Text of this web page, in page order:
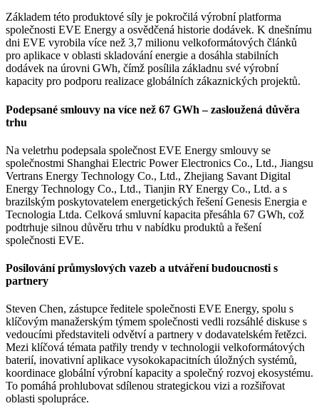
Základem této produktové síly je pokročilá výrobní platforma
společnosti EVE Energy a osvědčená historie dodávek. K dnešnímu
dni EVE vyrobila více než 3,7 milionu velkoformátových článků
pro aplikace v oblasti skladování energie a dosáhla stabilních
dodávek na úrovni GWh, čímž posílila základnu své výrobní
kapacity pro podporu realizace globálních zákaznických projektů.
Podepsané smlouvy na více než 67 GWh – zasloužená důvěra
trhu
Na veletrhu podepsala společnost EVE Energy smlouvy se
společnostmi Shanghai Electric Power Electronics Co., Ltd., Jiangsu
Vertrans Energy Technology Co., Ltd., Zhejiang Savant Digital
Energy Technology Co., Ltd., Tianjin RY Energy Co., Ltd. a s
brazilským poskytovatelem energetických řešení Genesis Energia e
Tecnologia Ltda. Celková smluvní kapacita přesáhla 67 GWh, což
podtrhuje silnou důvěru trhu v nabídku produktů a řešení
společnosti EVE.
Posilování průmyslových vazeb a utváření budoucnosti s
partnery
Steven Chen, zástupce ředitele společnosti EVE Energy, spolu s
klíčovým manažerským týmem společnosti vedli rozsáhlé diskuse s
vedoucími představiteli odvětví a partnery v dodavatelském řetězci.
Mezi klíčová témata patřily trendy v technologii velkoformátových
baterií, inovativní aplikace vysokokapacitních úložných systémů,
koordinace globální výrobní kapacity a společný rozvoj ekosystému.
To pomáhá prohlubovat sdílenou strategickou vizi a rozšiřovat
oblasti spolupráce.